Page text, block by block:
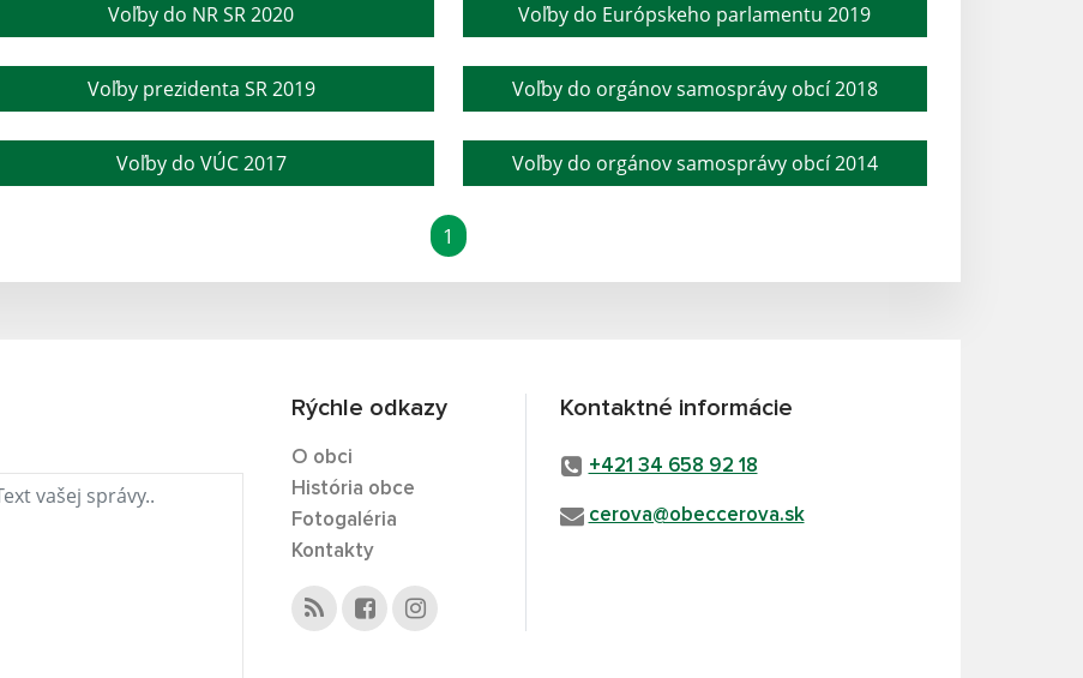
Voľby do NR SR 2020 Voľby do Európskeho parlamentu 2019
Voľby prezidenta SR 2019 Voľby do orgánov samosprávy obcí 2018
Voľby do VÚC 2017 Voľby do orgánov samosprávy obcí 2014
1
Rýchle odkazy
O obci
História obce
Fotogaléria
Kontakty
Kontaktné informácie
+421 34 658 92 18
cerova@obeccerova.sk